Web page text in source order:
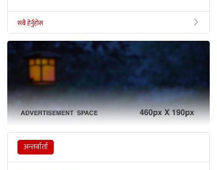
सबै हेर्नुहोस
अन्तर्वार्ता